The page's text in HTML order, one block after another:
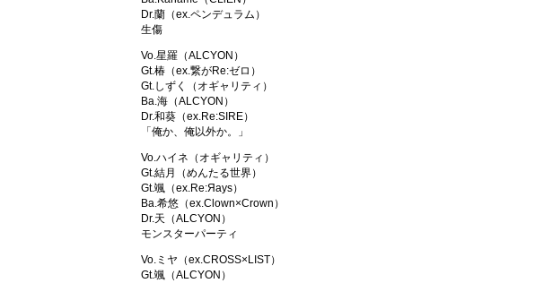
Dr.蘭（ex.ペンデュラム）
生傷
Vo.星羅（ALCYON）
Gt.椿（ex.繋がRe:ゼロ）
Gt.しずく（オギャリティ）
Ba.海（ALCYON）
Dr.和葵（ex.Re:SIRE）
「俺か、俺以外か。」
Vo.ハイネ（オギャリティ）
Gt.結月（めんたる世界）
Gt.颯（ex.Re:Яays）
Ba.希悠（ex.Clown×Crown）
Dr.天（ALCYON）
モンスターパーティ
Vo.ミヤ（ex.CROSS×LIST）
Gt.颯（ALCYON）